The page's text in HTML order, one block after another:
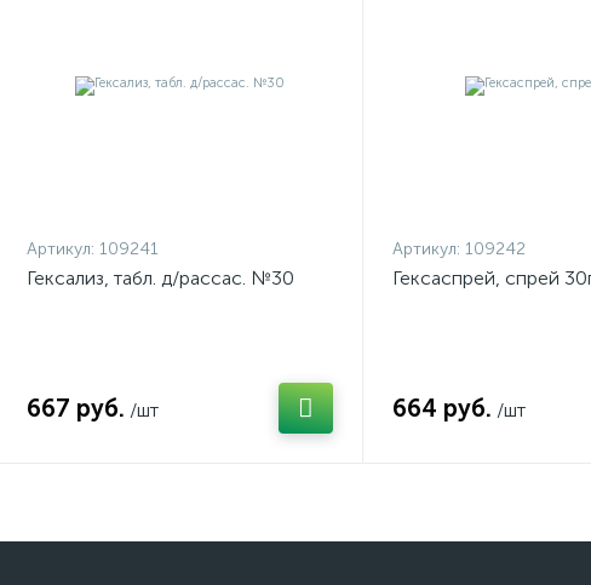
Артикул: 109241
Гексализ, табл. д/рассас. №30
667 руб. /шт
Артикул: 109242
Гексаспрей, спрей
664 руб. /шт